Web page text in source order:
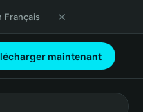
Français
maintenant